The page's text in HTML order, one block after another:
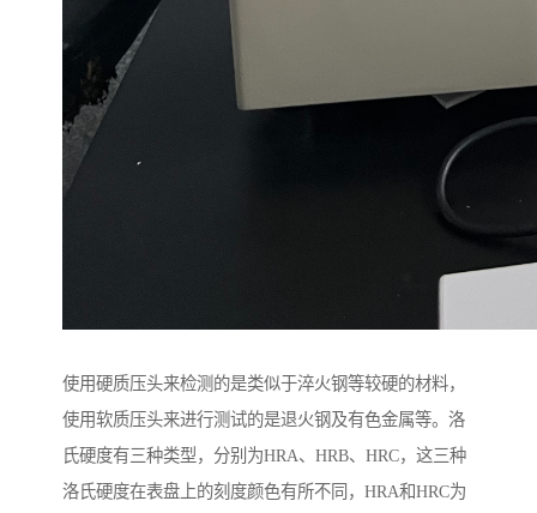
使用硬质压头来检测的是类似于淬火钢等较硬的材料，
使用软质压头来进行测试的是退火钢及有色金属等。洛
氏硬度有三种类型，分别为HRA、HRB、HRC，这三种
洛氏硬度在表盘上的刻度颜色有所不同，HRA和HRC为